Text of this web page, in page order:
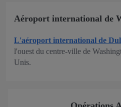
Aéroport international de
L'aéroport international de
l'ouest du centre-ville de
Unis.